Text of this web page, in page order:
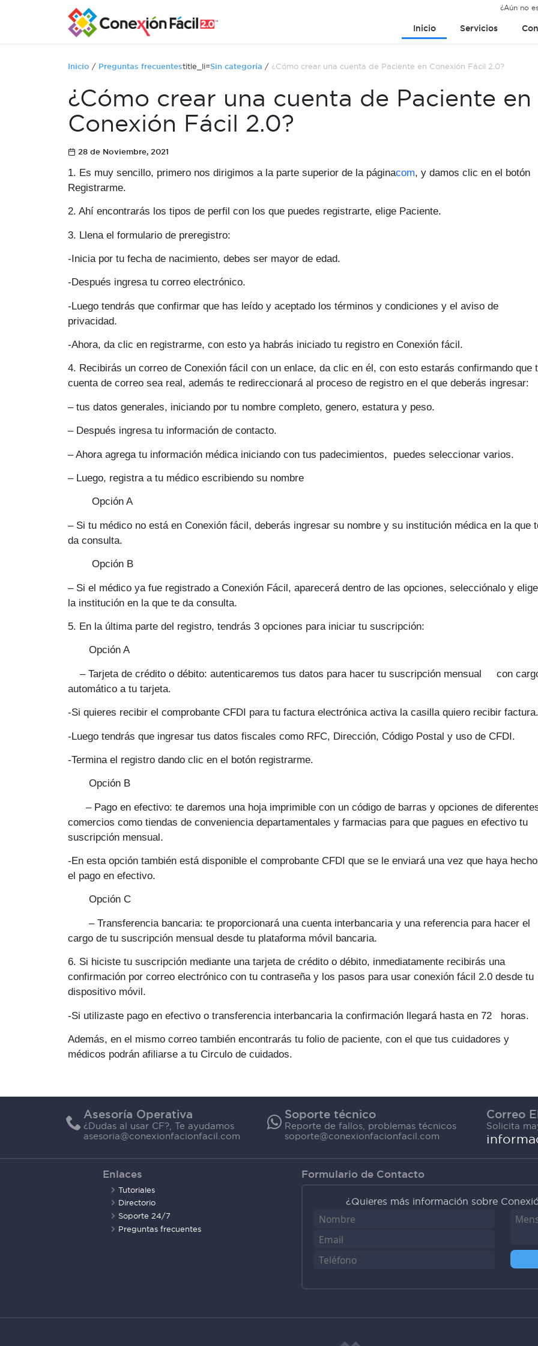
¿Aún no
Inicio Servicios
Inicio / Preguntas frecuentestitle_li=Sin categoría / ¿Cómo crear una cuenta de Paciente en Conexión Fácil 2.0?
¿Cómo crear una cuenta de Paciente en
Conexión Fácil 2.0?
28 de Noviembre, 2021
1. Es muy sencillo, primero nos dirigimos a la parte superior de la páginacom, y damos clic en el botón
Registrarme.
2. Ahí encontrarás los tipos de perfil con los que puedes registrarte, elige Paciente.
3. Llena el formulario de preregistro:
-Inicia por tu fecha de nacimiento, debes ser mayor de edad.
-Después ingresa tu correo electrónico.
-Luego tendrás que confirmar que has leído y aceptado los términos y condiciones y el aviso de
privacidad.
-Ahora, da clic en registrarme, con esto ya habrás iniciado tu registro en Conexión fácil.
4. Recibirás un correo de Conexión fácil con un enlace, da clic en él, con esto estarás confirmando que
cuenta de correo sea real, además te redireccionará al proceso de registro en el que deberás ingresar:
– tus datos generales, iniciando por tu nombre completo, genero, estatura y peso.
– Después ingresa tu información de contacto.
– Ahora agrega tu información médica iniciando con tus padecimientos, puedes seleccionar varios.
– Luego, registra a tu médico escribiendo su nombre
Opción A
– Si tu médico no está en Conexión fácil, deberás ingresar su nombre y su institución médica en la que
da consulta.
Opción B
– Si el médico ya fue registrado a Conexión Fácil, aparecerá dentro de las opciones, selecciónalo y elige
la institución en la que te da consulta.
5. En la última parte del registro, tendrás 3 opciones para iniciar tu suscripción:
Opción A
– Tarjeta de crédito o débito: autenticaremos tus datos para hacer tu suscripción mensual con
automático a tu tarjeta.
-Si quieres recibir el comprobante CFDI para tu factura electrónica activa la casilla quiero recibir factura.
-Luego tendrás que ingresar tus datos fiscales como RFC, Dirección, Código Postal y uso de CFDI.
-Termina el registro dando clic en el botón registrarme.
Opción B
– Pago en efectivo: te daremos una hoja imprimible con un código de barras y opciones de
comercios como tiendas de conveniencia departamentales y farmacias para que pagues en efectivo tu
suscripción mensual.
-En esta opción también está disponible el comprobante CFDI que se le enviará una vez que haya hecho
el pago en efectivo.
Opción C
– Transferencia bancaria: te proporcionará una cuenta interbancaria y una referencia para hacer el
cargo de tu suscripción mensual desde tu plataforma móvil bancaria.
6. Si hiciste tu suscripción mediante una tarjeta de crédito o débito, inmediatamente recibirás una
confirmación por correo electrónico con tu contraseña y los pasos para usar conexión fácil 2.0 desde tu
dispositivo móvil.
-Si utilizaste pago en efectivo o transferencia interbancaria la confirmación llegará hasta en 72 horas.
Además, en el mismo correo también encontrarás tu folio de paciente, con el que tus cuidadores y
médicos podrán afiliarse a tu Circulo de cuidados.
Asesoría Operativa
¿Dudas al usar CF?, Te ayudamos
asesoria@conexionfacionfacil.com
Soporte técnico
Reporte de fallos, problemas técnicos
soporte@conexionfacionfacil.com
Correo
Solicita
Enlaces
Tutoriales
Directorio
Soporte 24/7
Preguntas frecuentes
Formulario de Contacto
¿Quieres más información sobre